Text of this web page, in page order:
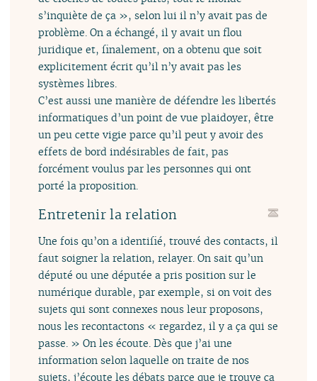
s’inquiète de ça », selon lui il n’y avait pas de
problème. On a échangé, il y avait un flou
juridique et, finalement, on a obtenu que soit
explicitement écrit qu’il n’y avait pas les
systèmes libres.
C’est aussi une manière de défendre les libertés
informatiques d’un point de vue plaidoyer, être
un peu cette vigie parce qu’il peut y avoir des
effets de bord indésirables de fait, pas
forcément voulus par les personnes qui ont
porté la proposition.
Entretenir la relation
Une fois qu’on a identifié, trouvé des contacts, il
faut soigner la relation, relayer. On sait qu’un
député ou une députée a pris position sur le
numérique durable, par exemple, si on voit des
sujets qui sont connexes nous leur proposons,
nous les recontactons « regardez, il y a ça qui se
passe. » On les écoute. Dès que j’ai une
information selon laquelle on traite de nos
sujets, j’écoute les débats parce que je trouve ça